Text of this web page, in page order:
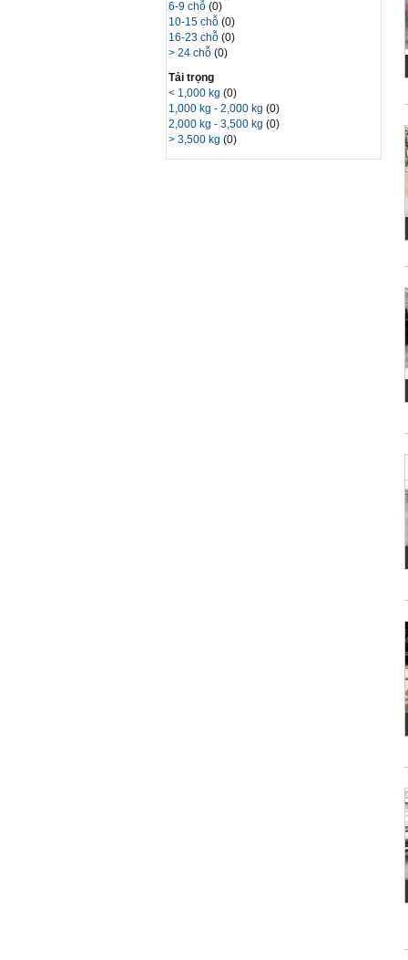
6-9 chỗ(0)
10-15 chỗ(0)
16-23 chỗ(0)
> 24 chỗ(0)
Tải trọng
< 1,000 kg(0)
1,000 kg - 2,000 kg(0)
2,000 kg - 3,500 kg(0)
> 3,500 kg(0)